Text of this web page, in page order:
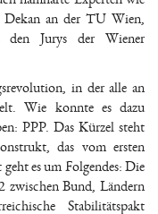
an der TU Wien,
den Jurys der Wiener
in der alle an
Wie konnte es dazu
PPP. Das Kürzel steht
das vom ersten
es um Folgendes: Die
zwischen Bund, Ländern
Stabilitätspakt